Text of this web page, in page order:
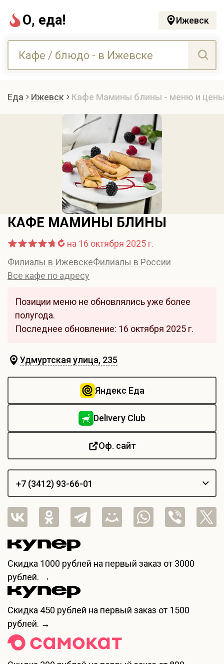
О, еда! Ижевск
Еда Ижевск Кафе Мамины блины - меню и
КАФЕ МАМИНЫ БЛИНЫ
на 16 октября 2025 г.
Филиалы в ИжевскеФилиалы в России
Все кафе по адресу
Позиции меню не обновлялись уже более
полугода.
Последнее обновление: 16 октября 2025 г.
Удмуртская улица, 235
Яндекс Еда
Delivery Club
Оф. сайт
+7 (3412) 93-66-01
Скидка 1000 рублей на первый заказ от 3000
рублей. →
Скидка 450 рублей на первый заказ от 1500
рублей. →